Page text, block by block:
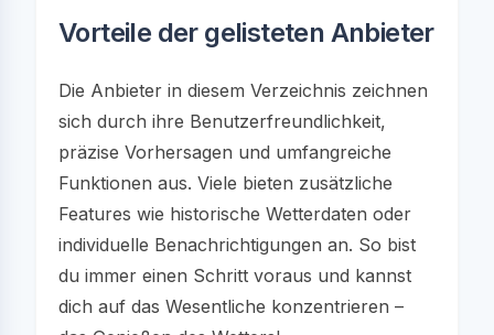
Vorteile der gelisteten Anbieter
Die Anbieter in diesem Verzeichnis zeichnen
sich durch ihre Benutzerfreundlichkeit,
präzise Vorhersagen und umfangreiche
Funktionen aus. Viele bieten zusätzliche
Features wie historische Wetterdaten oder
individuelle Benachrichtigungen an. So bist
du immer einen Schritt voraus und kannst
dich auf das Wesentliche konzentrieren –